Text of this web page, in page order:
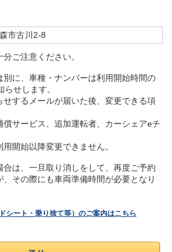
市古川2-8
ご注意ください。
に、車種・ナンバーは利用開始時間の
せします。
するメールが届いた後、変更できる項
償サービス、追加運転者、カーシェアeチ
開始以降変更できません。
は、一旦取り消しをして、再度ご予約
その際にも車両準備時間が必要となり
シート・乗り捨て等）のご案内はこちら